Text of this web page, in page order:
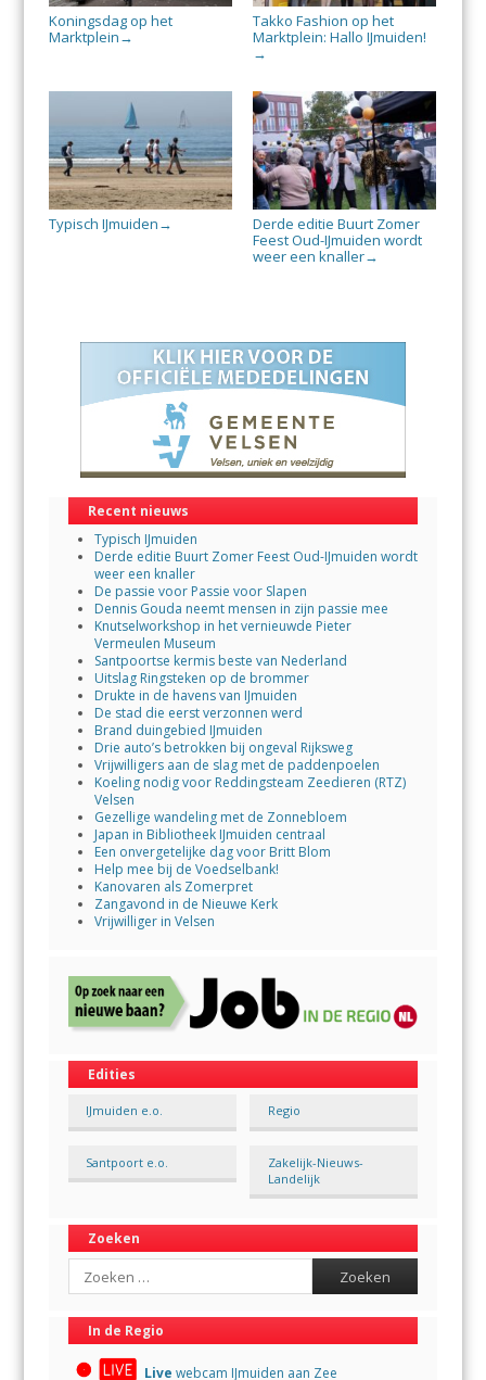
Koningsdag op het
Marktplein →
Takko Fashion op het
Marktplein: Hallo IJmuiden!
→
Typisch IJmuiden →
Derde editie Buurt Zomer
Feest Oud-IJmuiden wordt
weer een knaller→
Recent nieuws
Typisch IJmuiden
Derde editie Buurt Zomer Feest Oud-IJmuiden wordt
weer een knaller
De passie voor Passie voor Slapen
Dennis Gouda neemt mensen in zijn passie mee
Knutselworkshop in het vernieuwde Pieter
Vermeulen Museum
Santpoortse kermis beste van Nederland
Uitslag Ringsteken op de brommer
Drukte in de havens van IJmuiden
De stad die eerst verzonnen werd
Brand duingebied IJmuiden
Drie auto’s betrokken bij ongeval Rijksweg
Vrijwilligers aan de slag met de paddenpoelen
Koeling nodig voor Reddingsteam Zeedieren (RTZ)
Velsen
Gezellige wandeling met de Zonnebloem
Japan in Bibliotheek IJmuiden centraal
Een onvergetelijke dag voor Britt Blom
Help mee bij de Voedselbank!
Kanovaren als Zomerpret
Zangavond in de Nieuwe Kerk
Vrijwilliger in Velsen
Edities
IJmuiden e.o. Regio
Santpoort e.o.
Zakelijk-Nieuws-
Landelijk
Zoeken
Search
In de Regio
Live webcam IJmuiden aan Zee